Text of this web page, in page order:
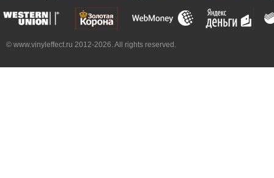
© www.vinyleffect.ru 2012-2026. All rights reserved.